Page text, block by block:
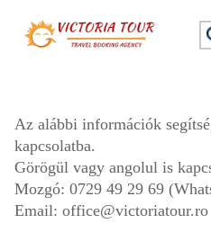
Az alábbi információk
kapcsolatba.
Görögül vagy angolul is
Mozgó: 0729 49 29 69
Email: office@victoriatour.ro